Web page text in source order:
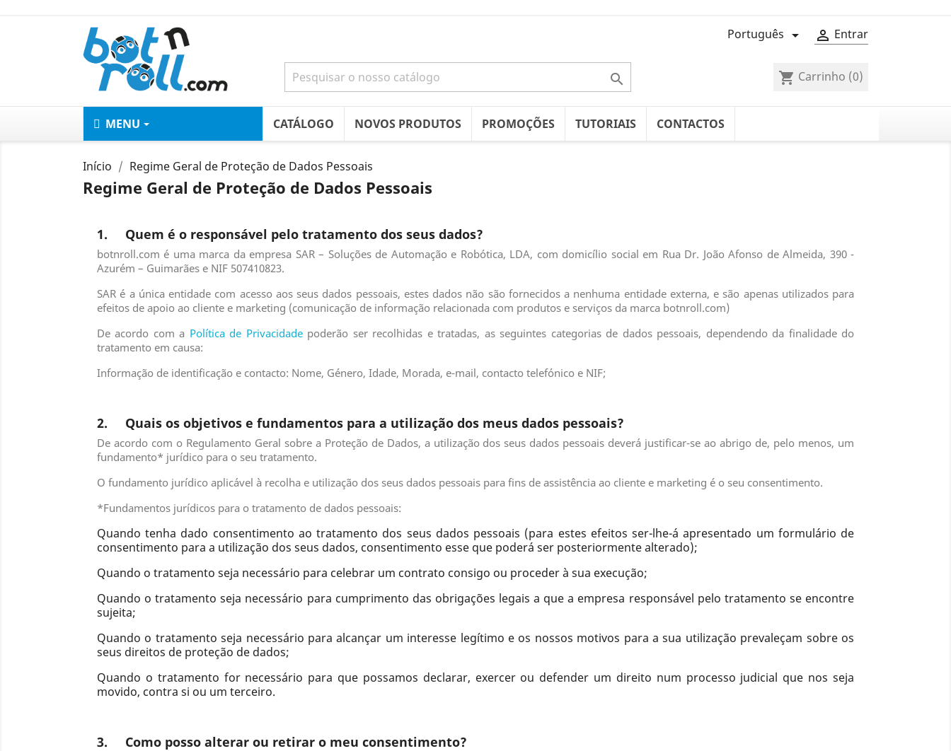
 Entrar
Português 
 shopping_cart Carrinho (0)
MENU CATÁLOGO NOVOS PRODUTOS PROMOÇÕES TUTORIAIS CONTACTOS
Início Regime Geral de Proteção de Dados Pessoais
Regime Geral de Proteção de Dados Pessoais
1. Quem é o responsável pelo tratamento dos seus dados?
botnroll.com é uma marca da empresa SAR – Soluções de Automação e Robótica, LDA, com domicílio social em Rua Dr. João Afonso de Almeida, 390 -
Azurém – Guimarães e NIF 507410823.
SAR é a única entidade com acesso aos seus dados pessoais, estes dados não são fornecidos a nenhuma entidade externa, e são apenas utilizados para
efeitos de apoio ao cliente e marketing (comunicação de informação relacionada com produtos e serviços da marca botnroll.com)
De acordo com a Política de Privacidadepoderão ser recolhidas e tratadas, as seguintes categorias de dados pessoais, dependendo da finalidade do
tratamento em causa:
Informação de identificação e contacto: Nome, Género, Idade, Morada, e-mail, contacto telefónico e NIF;
2. Quais os objetivos e fundamentos para a utilização dos meus dados pessoais?
De acordo com o Regulamento Geral sobre a Proteção de Dados, a utilização dos seus dados pessoais deverá justificar-se ao abrigo de, pelo menos, um
fundamento* jurídico para o seu tratamento.
O fundamento jurídico aplicável à recolha e utilização dos seus dados pessoais para fins de assistência ao cliente e marketing é o seu consentimento.
*Fundamentos jurídicos para o tratamento de dados pessoais:
Quando tenha dado consentimento ao tratamento dos seus dados pessoais (para estes efeitos ser-lhe-á apresentado um formulário de
consentimento para a utilização dos seus dados, consentimento esse que poderá ser posteriormente alterado);
Quando o tratamento seja necessário para celebrar um contrato consigo ou proceder à sua execução;
Quando o tratamento seja necessário para cumprimento das obrigações legais a que a empresa responsável pelo tratamento se encontre
sujeita;
Quando o tratamento seja necessário para alcançar um interesse legítimo e os nossos motivos para a sua utilização prevaleçam sobre os
seus direitos de proteção de dados;
Quando o tratamento for necessário para que possamos declarar, exercer ou defender um direito num processo judicial que nos seja
movido, contra si ou um terceiro.
3. Como posso alterar ou retirar o meu consentimento?